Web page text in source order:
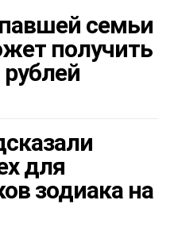
семьи
получить
для
зодиака на